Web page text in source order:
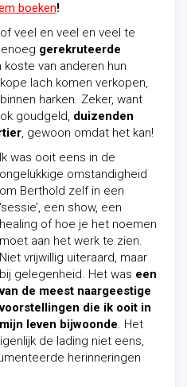
boeken!
veel en veel en veel te
gerekruteerde
koste van anderen hun
lach komen verkopen,
harken. Zeker, want
goudgeld, duizenden
, gewoon omdat het kan!
Ik was ooit eens in de
ongelukkige omstandigheid
om Berthold zelf in een
‘sessie’, een show, een
healing of hoe je het noemen
moet aan het werk te zien.
Niet vrijwillig uiteraard, maar
bij gelegenheid. Het was een
van de meest naargeestige
voorstellingen die ik ooit in
mijn leven bijwoonde. Het
de lading niet eens,
herinneringen